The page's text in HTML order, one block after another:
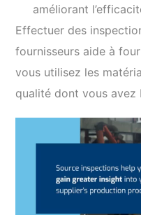
améliorant
Effectuer des
fournisseurs aide à
vous utilisez les
qualité dont vous avez